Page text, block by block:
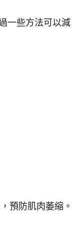
一些方法可以減
預防肌肉萎縮。